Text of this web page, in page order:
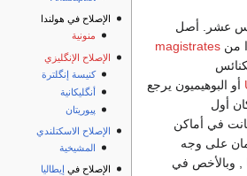
الإصلاح في هولندا
منونية
الإصلاح الإنگليزي
كنيسة إنگلترة
أنگليكانية
پيوريتان
الإصلاح الاسكتلندي
المشيخية
الإصلاح في إيطاليا
عشر. أصل
من magistrates
أو البوهيميون يرجع
أول
في أماكن
على وجه
, وبالأخص في